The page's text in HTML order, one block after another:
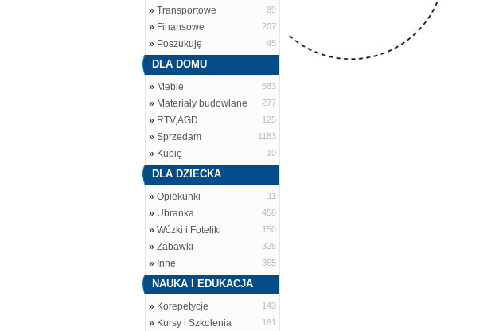
» Transportowe 89
» Finansowe 207
» Poszukuję 45
DLA DOMU
» Meble 583
» Materiały budowlane 277
» RTV,AGD 125
» Sprzedam 1183
» Kupię 10
DLA DZIECKA
» Opiekunki 11
» Ubranka 458
» Wózki i Foteliki 150
» Zabawki 325
» Inne 365
NAUKA I EDUKACJA
» Korepetycje 143
» Kursy i Szkolenia 181